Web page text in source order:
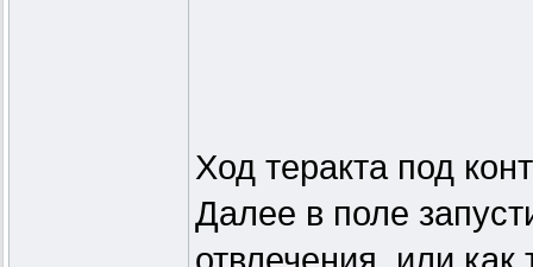
Ход теракта под
Далее в поле